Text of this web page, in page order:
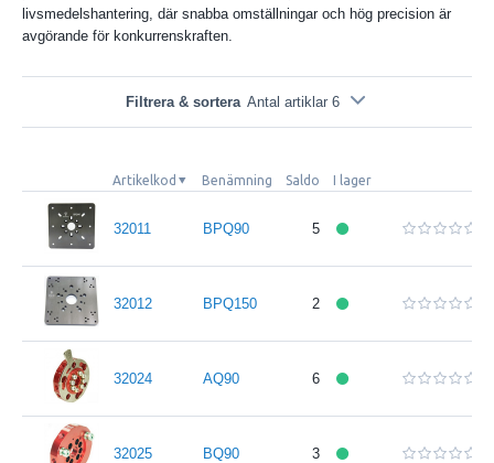
livsmedelshantering, där snabba omställningar och hög precision är
avgörande för konkurrenskraften.
Filtrera & sortera Antal artiklar 6
Artikelkod Benämning Saldo I lager
32011 BPQ90 5
32012 BPQ150 2
32024 AQ90 6
32025 BQ90 3